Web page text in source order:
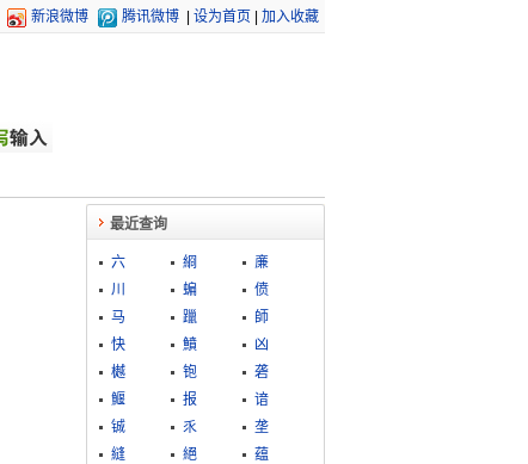
新浪微博 腾讯微博 设为首页 加入收藏
最近查询
六 綗
亷
川
蝙
偾
马
躐
師
快
鱝
凶
樾
铇
砻
鰋
报
谙
铖
乑
垄
縫
絕
蕴